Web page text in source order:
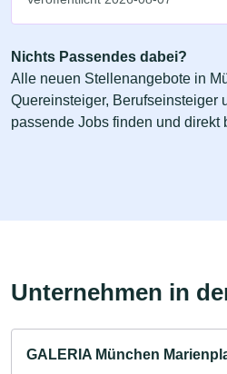
Nichts Passendes dabei?
Alle neuen Stellenangebote in
Quereinsteiger, Berufseinsteiger
passende Jobs finden und direkt
Unternehmen in
GALERIA München